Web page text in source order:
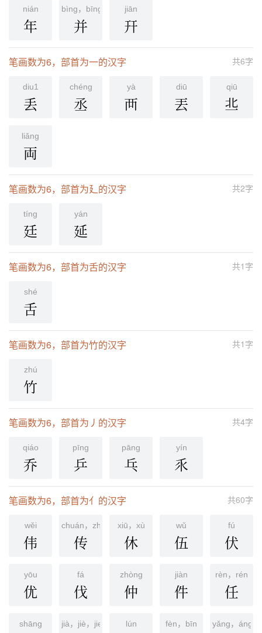
nián
年
bìng，bīng
并
jiān
幵
共6字
笔画数为6，部首为一的汉字
diu1
丢
chénɡ
丞
yà
襾
diū
丟
qiū
丠
liǎng
両
共2字
笔画数为6，部首为廴的汉字
tínɡ
廷
yán
延
共1字
笔画数为6，部首为舌的汉字
shé
舌
共1字
笔画数为6，部首为竹的汉字
zhú
竹
共4字
笔画数为6，部首为丿的汉字
qiáo
乔
pīnɡ
乒
pānɡ
乓
yín
乑
共60字
笔画数为6，部首为亻的汉字
wěi
伟
chuán，zhuàn
传
xiū，xù
休
wǔ
伍
fú
伏
yōu
优
fá
伐
zhònɡ
仲
jiàn
件
rèn，rén
任
shānɡ jià，jiè，jie lún fèn，bīn yǎng，áng